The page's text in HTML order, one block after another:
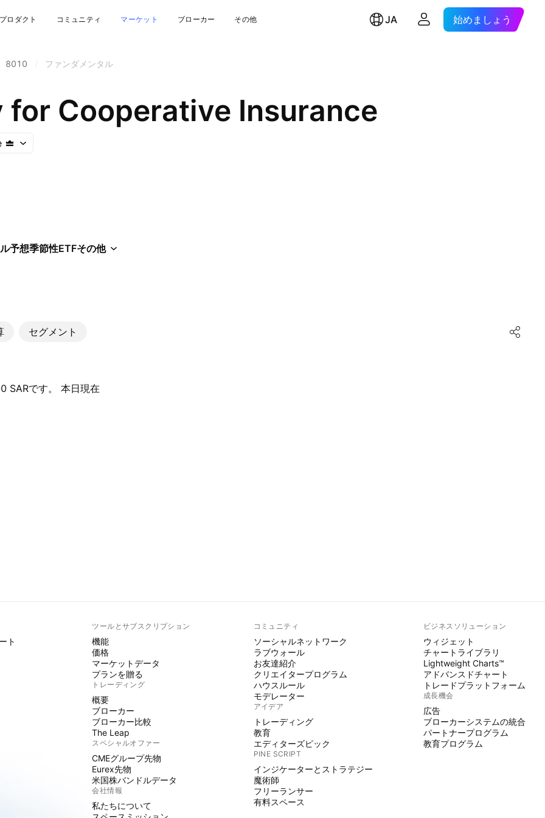
プロダクト コミュニティ マーケット ブローカー その他 JA 始めましょう
8010 ファンダメンタル
for Cooperative Insurance
予想季節性ETFその他
セグメント
SARです。 本日現在
ト
ツールとサブスクリプション
機能
価格
マーケットデータ
プランを贈る
トレーディング
概要
ブローカー
ブローカー比較
The Leap
スペシャルオファー
CMEグループ先物
Eurex先物
米国株バンドルデータ
会社情報
私たちについて
コミュニティ
ソーシャルネットワーク
ラブウォール
お友達紹介
クリエイタープログラム
ハウスルール
モデレーター
アイデア
トレーディング
教育
エディターズピック
PINE SCRIPT
インジケーターとストラテジー
魔術師
フリーランサー
有料スペース
ビジネスソリューション
ウィジェット
チャートライブラリ
Lightweight Charts™
アドバンスドチャート
トレードプラットフォーム
成長機会
広告
ブローカーシステムの統合
パートナープログラム
教育プログラム